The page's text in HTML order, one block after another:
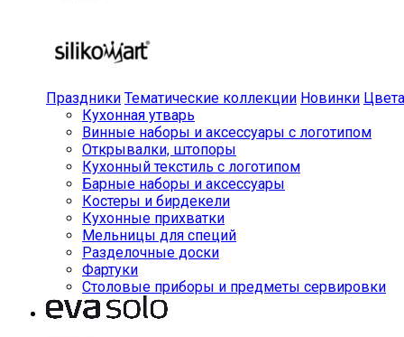
Праздники Тематические коллекции Новинки Цвета
Кухонная утварь
Винные наборы и аксессуары с логотипом
Открывалки, штопоры
Кухонный текстиль с логотипом
Барные наборы и аксессуары
Костеры и бирдекели
Кухонные прихватки
Мельницы для специй
Разделочные доски
Фартуки
Столовые приборы и предметы сервировки